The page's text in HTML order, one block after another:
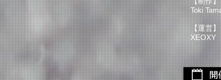
Toki
【運営】
XEOXY